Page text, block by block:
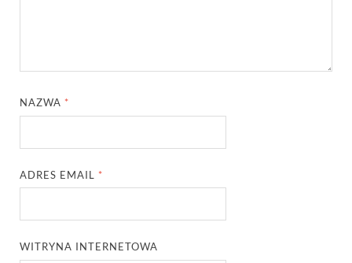
NAZWA *
ADRES EMAIL *
WITRYNA INTERNETOWA